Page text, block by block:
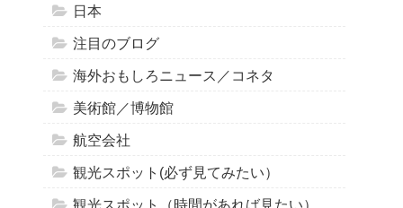
日本
注目のブログ
海外おもしろニュース／コネタ
美術館／博物館
航空会社
観光スポット(必ず見てみたい）
観光スポット（時間があれば見たい）